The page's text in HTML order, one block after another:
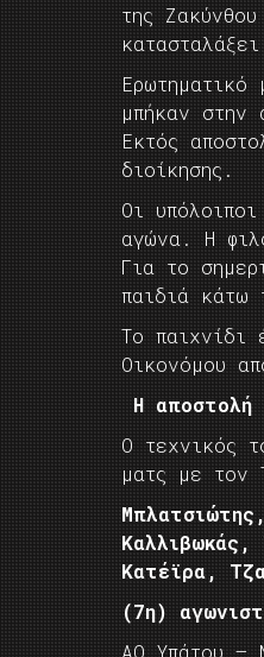
της
μπήκαν στην
Εκτός
διοίκησης.
Οι
αγώνα. Η
Για το
παιδιά κάτω
Το παιχνίδι
Οικονόμου
Η αποστολή
Ο τεχνικός
ματς με τον
Κατέϊρα,
(7η)
ΑΟ Υπάτου –